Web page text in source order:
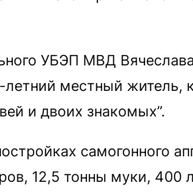
УБЭП МВД
летний местный житель,
и двоих знакомых”.
самогонного
12,5 тонны муки, 400 л